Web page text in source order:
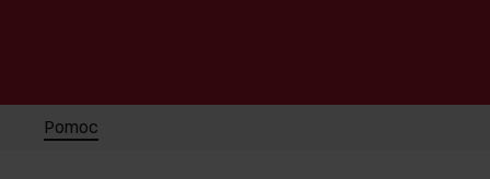
Pomoc